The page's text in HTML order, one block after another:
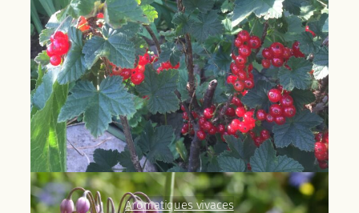
Aromatiques vivaces